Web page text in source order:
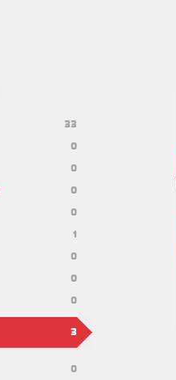
33
0
0
0
0
1
0
0
0
3
0